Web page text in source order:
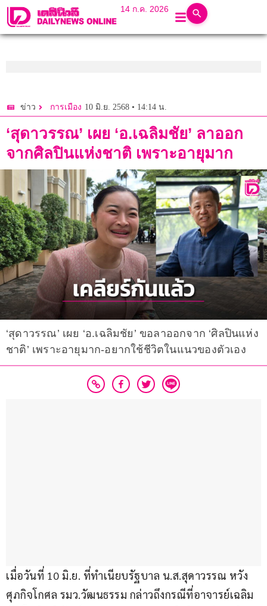
14 ก.ค. 2026
ข่าว การเมือง 10 มิ.ย. 2568 • 14:14 น.
‘สุดาวรรณ’ เผย ‘อ.เฉลิมชัย’ ลาออก
จากศิลปินแห่งชาติ เพราะอายุมาก
‘สุดาวรรณ’ เผย ‘อ.เฉลิมชัย’ ขอลาออกจาก ‘ศิลปินแห่ง
ชาติ’ เพราะอายุมาก-อยากใช้ชีวิตในแนวของตัวเอง
เมื่อวันที่ 10 มิ.ย. ที่ทำเนียบรัฐบาล น.ส.สุดาวรรณ หวัง
ศุภกิจโกศล รมว.วัฒนธรรม กล่าวถึงกรณีที่อาจารย์เฉลิม